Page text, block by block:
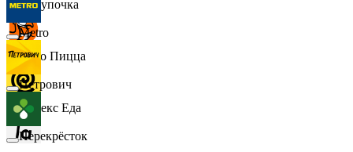
Покупочка
Додо Пицца
Яндекс Еда
Metro
Петрович
Перекрёсток